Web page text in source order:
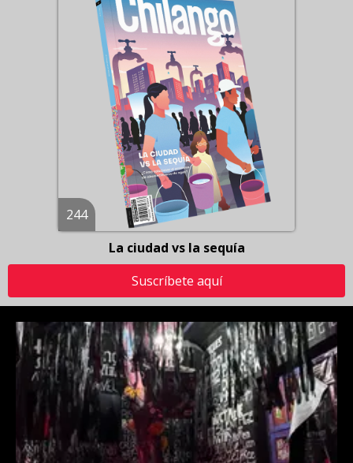
244
La ciudad vs la sequía
Suscríbete aquí